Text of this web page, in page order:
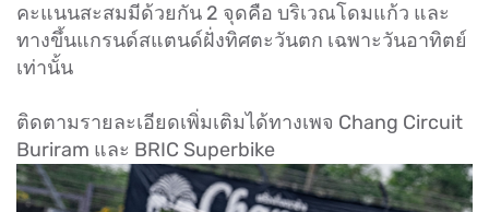
คะแนนสะสมมีด้วยกัน 2 จุดคือ บริเวณโดมแก้ว และ
ทางขึ้นแกรนด์สแตนด์ฝั่งทิศตะวันตก เฉพาะวันอาทิตย์
เท่านั้น
ติดตามรายละเอียดเพิ่มเติมได้ทางเพจ Chang Circuit
Buriram และ BRIC Superbike